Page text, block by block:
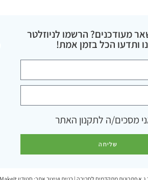
מעודכנים? הרשמו לניוזלטר
ותדעו הכל בזמן אמת!
מסכים/ה לתקנון האתר
שליחה